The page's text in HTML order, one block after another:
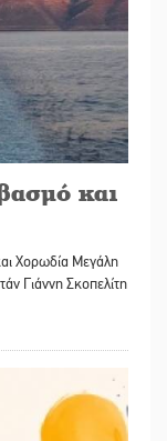
και
Χορωδία Μεγάλη
Γιάννη Σκοπελίτη